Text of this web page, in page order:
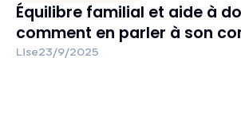
Équilibre familial et aide à
comment en parler à son
Lise23/9/2025